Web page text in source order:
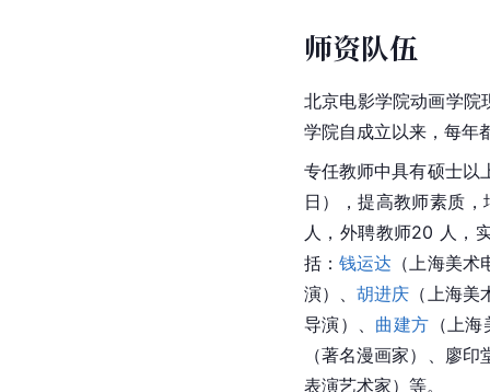
师资队伍
北京电影学院动画学院
学院自成立以来，每年
专任教师中具有硕士以
日），提高教师素质
人，外聘教师20 人，
括：钱运达 （ 上海美术
演）、胡进庆 （上海
导演）、 曲建方 （上
（著名漫画家）、廖
表演艺术家）等。